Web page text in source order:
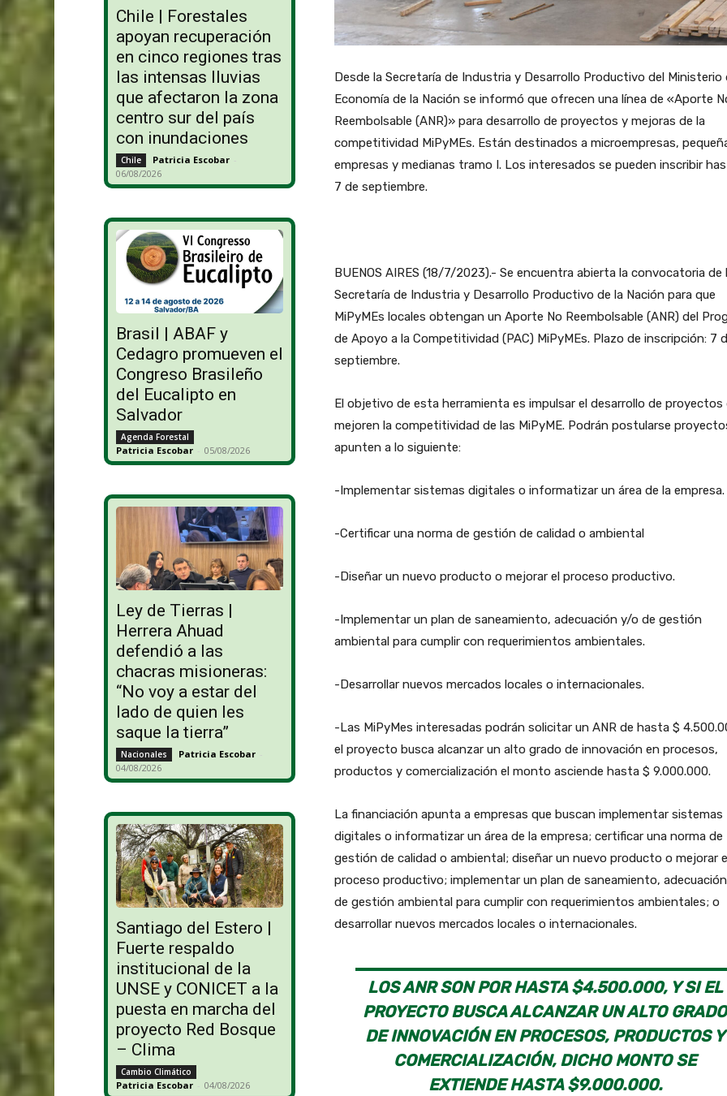
Chile | Forestales
apoyan recuperación
en cinco regiones tras
las intensas lluvias
que afectaron la zona
centro sur del país
con inundaciones
Chile Patricia Escobar -
06/08/2026
Brasil | ABAF y
Cedagro promueven el
Congreso Brasileño
del Eucalipto en
Salvador
Agenda Forestal
Patricia Escobar - 05/08/2026
Ley de Tierras |
Herrera Ahuad
defendió a las
chacras misioneras:
“No voy a estar del
lado de quien les
saque la tierra”
Nacionales Patricia Escobar -
04/08/2026
Santiago del Estero |
Fuerte respaldo
institucional de la
UNSE y CONICET a la
puesta en marcha del
proyecto Red Bosque
– Clima
Cambio Climático
Patricia Escobar - 04/08/2026
Desde la Secretaría de Industria y Desarrollo Productivo del Ministerio
Economía de la Nación se informó que ofrecen una línea de «Aporte
Reembolsable (ANR)» para desarrollo de proyectos y mejoras de la
competitividad MiPyMEs. Están destinados a microempresas,
empresas y medianas tramo I. Los interesados se pueden inscribir
7 de septiembre.
BUENOS AIRES (18/7/2023).- Se encuentra abierta la convocatoria de
Secretaría de Industria y Desarrollo Productivo de la Nación para que
MiPyMEs locales obtengan un Aporte No Reembolsable (ANR) del
de Apoyo a la Competitividad (PAC) MiPyMEs. Plazo de inscripción: 7
septiembre.
El objetivo de esta herramienta es impulsar el desarrollo de proyectos
mejoren la competitividad de las MiPyME. Podrán postularse
apunten a lo siguiente:
-Implementar sistemas digitales o informatizar un área de la empresa.
-Certificar una norma de gestión de calidad o ambiental
-Diseñar un nuevo producto o mejorar el proceso productivo.
-Implementar un plan de saneamiento, adecuación y/o de gestión
ambiental para cumplir con requerimientos ambientales.
-Desarrollar nuevos mercados locales o internacionales.
-Las MiPyMes interesadas podrán solicitar un ANR de hasta $
el proyecto busca alcanzar un alto grado de innovación en procesos,
productos y comercialización el monto asciende hasta $ 9.000.000.
La financiación apunta a empresas que buscan implementar sistemas
digitales o informatizar un área de la empresa; certificar una norma de
gestión de calidad o ambiental; diseñar un nuevo producto o mejorar
proceso productivo; implementar un plan de saneamiento,
de gestión ambiental para cumplir con requerimientos ambientales; o
desarrollar nuevos mercados locales o internacionales.
LOS ANR SON POR HASTA $4.500.000, Y SI EL
PROYECTO BUSCA ALCANZAR UN ALTO GRADO
DE INNOVACIÓN EN PROCESOS, PRODUCTOS Y
COMERCIALIZACIÓN, DICHO MONTO SE
EXTIENDE HASTA $9.000.000.